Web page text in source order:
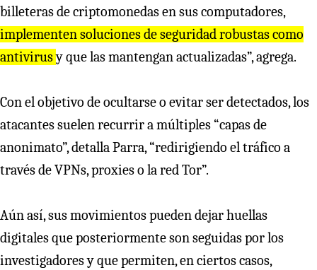
billeteras de criptomonedas en sus computadores,
implementen soluciones de seguridad robustas como
antivirusy que las mantengan actualizadas”, agrega.
Con el objetivo de ocultarse o evitar ser detectados, los
atacantes suelen recurrir a múltiples “capas de
anonimato”, detalla Parra, “redirigiendo el tráfico a
través de VPNs, proxies o la red Tor”.
Aún así, sus movimientos pueden dejar huellas
digitales que posteriormente son seguidas por los
investigadores y que permiten, en ciertos casos,